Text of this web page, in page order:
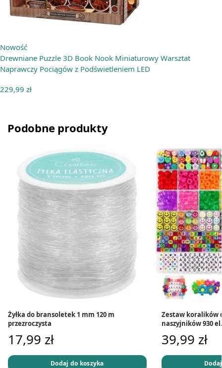
Nowość
Drewniane Puzzle 3D Book Nook Miniaturowy Warsztat
Naprawczy Pociągów z Podświetleniem LED
229,99 zł
Podobne produkty
Żyłka do bransoletek 1 mm 120 m
przezroczysta
17,99 zł
Dodaj do koszyka
Zestaw koralików
naszyjników 930 el.
39,99 zł